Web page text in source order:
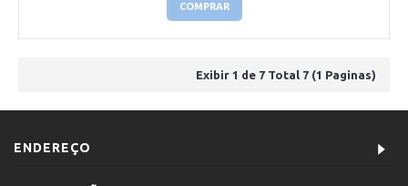
COMPRAR
Exibir 1 de 7 Total 7 (1 Paginas)
ENDEREÇO